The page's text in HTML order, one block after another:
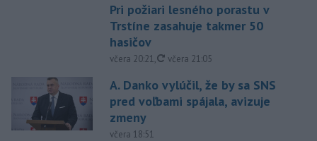
Pri požiari lesného porastu v
Trstíne zasahuje takmer 50
hasičov
včera 20:21, aktualizované
včera 21:05
A. Danko vylúčil, že by sa SNS
pred voľbami spájala, avizuje
zmeny
včera 18:51